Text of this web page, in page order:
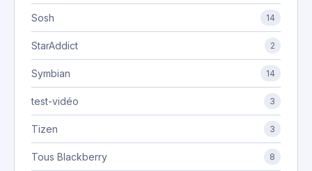
Sosh 14
StarAddict 2
Symbian 14
test-vidéo 3
Tizen 3
Tous Blackberry 8